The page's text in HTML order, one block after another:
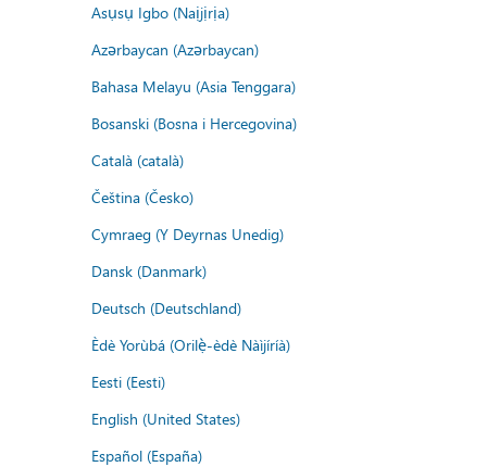
Asụsụ Igbo (Naịjịrịa)
Azərbaycan (Azərbaycan)
Bahasa Melayu (Asia Tenggara)
Bosanski (Bosna i Hercegovina)
Català (català)
Čeština (Česko)
Cymraeg (Y Deyrnas Unedig)
Dansk (Danmark)
Deutsch (Deutschland)
Èdè Yorùbá (Orilẹ̀-èdè Nàìjíríà)
Eesti (Eesti)
English (United States)
Español (España)